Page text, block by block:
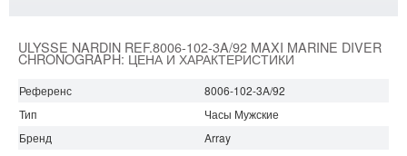
ULYSSE NARDIN REF.8006-102-3A/92 MAXI MARINE DIVER
CHRONOGRAPH: ЦЕНА И ХАРАКТЕРИСТИКИ
Референс
8006-102-3A/92
Тип
Часы Мужские
Бренд
Array